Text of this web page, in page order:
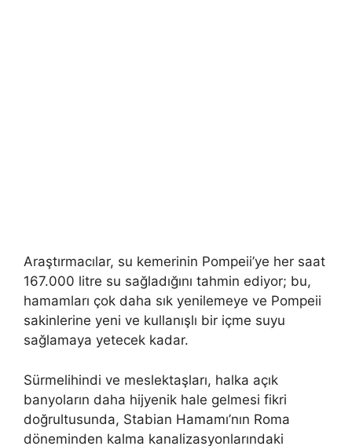
Araştırmacılar, su kemerinin Pompeii’ye her saat
167.000 litre su sağladığını tahmin ediyor; bu,
hamamları çok daha sık yenilemeye ve Pompeii
sakinlerine yeni ve kullanışlı bir içme suyu
sağlamaya yetecek kadar.
Sürmelihindi ve meslektaşları, halka açık
banyoların daha hijyenik hale gelmesi fikri
doğrultusunda, Stabian Hamamı’nın Roma
döneminden kalma kanalizasyonlarındaki